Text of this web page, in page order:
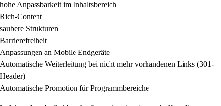
hohe Anpassbarkeit im Inhaltsbereich
Rich-Content
saubere Strukturen
Barrierefreiheit
Anpassungen an Mobile Endgeräte
Automatische Weiterleitung bei nicht mehr vorhandenen Links (301-
Header)
Automatische Promotion für Programmbereiche